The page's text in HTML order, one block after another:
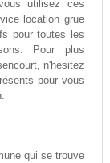
utilisez ces
location grue
pour toutes les
Pour plus
n'hésitez
pour vous
qui se trouve